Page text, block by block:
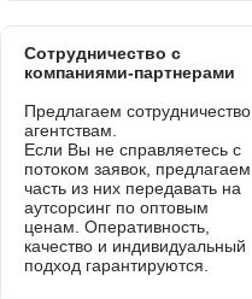
Сотрудничество с
компаниями-партнерами
Предлагаем сотрудничество
агентствам.
Если Вы не справляетесь с
потоком заявок, предлагаем
часть из них передавать на
аутсорсинг по оптовым
ценам. Оперативность,
качество и индивидуальный
подход гарантируются.